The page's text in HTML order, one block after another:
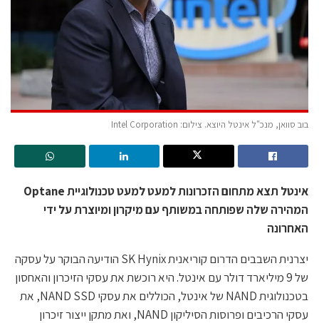
בוב סוואן, מנכ"ל אינטל היוצא. צילום: Intel Corporation
אינטל תצא מתחום הזכרונות למעט למעט טכנולוגיית Optane
המהירה שלה שפותחה במשותף עם מיקרון ומיוצרת על ידי
האחרונה
יצרנית השבבים הדרום קוריאנית SK Hynix הודיעה הבוקר על עסקה
של 9 מיליארד דולר עם אינטל. היא רוכשת את עסקי הזיכרון והאחסון
בטכנולוגית NAND של אינטל, הכוללים את עסקי NAND SSD, את
עסקי הרכיבים ופרוסות הסיליקון NAND, ואת מתקן ייצור זיכרון